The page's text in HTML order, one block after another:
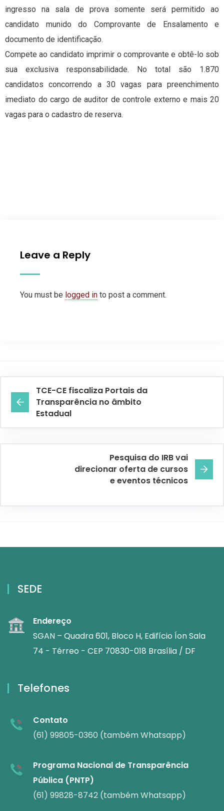
ingresso na sala de prova somente será permitido ao
candidato munido do Comprovante de Ensalamento e
documento de identificação.
Compete ao candidato imprimir o comprovante e obtê-lo sob
sua exclusiva responsabilidade. No total são 1.870
candidatos concorrendo a 30 vagas para preenchimento
imediato do cargo de auditor de controle externo e mais 20
vagas para o cadastro de reserva.
Leave a Reply
You must be logged in to post a comment.
TCE-CE fiscaliza Portais da
Transparência no âmbito
Estadual
Pesquisa do IRB vai
direcionar oferta de cursos
e eventos técnicos
SEDE
Endereço
SGAN – Quadra 601, Bloco H, Edifício Íon Sala
74 - Térreo - CEP 70830-018 Brasília / DF
Telefones
Contato
(61) 99805-0360 (também Whatsapp)
Programa Nacional de Transparência
Pública (PNTP)
(61) 99828-8742 (também Whatsapp)